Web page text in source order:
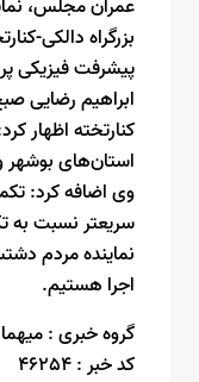
عمران مجلس،
بزرگراه دالکی-
پیشرفت فیزیکی
ابراهیم رضایی
کنارتخته اظهار
استان‌های
وی اضافه کرد:
سریعتر نسبت به
نماینده مردم
اجرا هستیم.
گروه خبری :
کد خبر :46254